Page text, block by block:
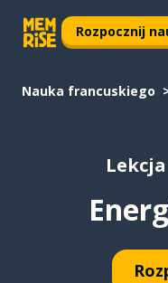
Rozpocznij
Nauka francuskiego